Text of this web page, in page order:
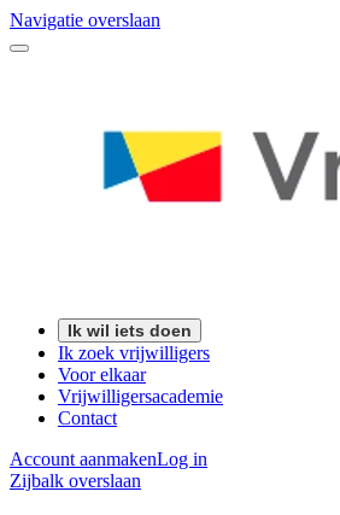
Navigatie overslaan
Ik wil iets doen
Ik zoek vrijwilligers
Voor elkaar
Vrijwilligersacademie
Contact
Account aanmakenLog in
Zijbalk overslaan